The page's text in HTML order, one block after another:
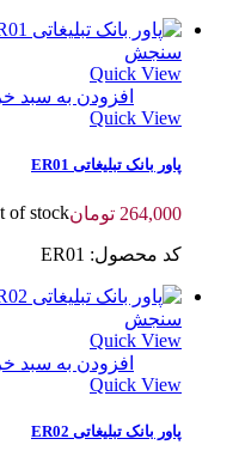
سنجش
Quick View
افزودن به سبد
Quick View
پاور بانک تبلیغاتی ER01
264,000 تومانof stock
کد محصول: ER01
سنجش
Quick View
افزودن به سبد
Quick View
پاور بانک تبلیغاتی ER02